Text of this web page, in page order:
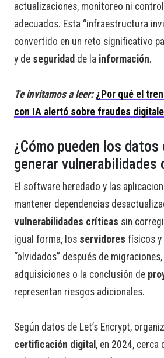
actualizaciones, monitoreo ni
adecuados. Esta “infraestructura
convertido en un reto significativo
y de seguridad de la información.
Te invitamos a leer: ¿Por qué el
con IA alertó sobre fraudes
¿Cómo pueden los datos
generar vulnerabilidades
El software heredado y las
mantener dependencias
vulnerabilidades críticas sin
igual forma, los servidores físicos
“olvidados” después de
adquisiciones o la conclusión de
representan riesgos adicionales.
Según datos de Let’s Encrypt,
certificación digital , en 2024, cerca